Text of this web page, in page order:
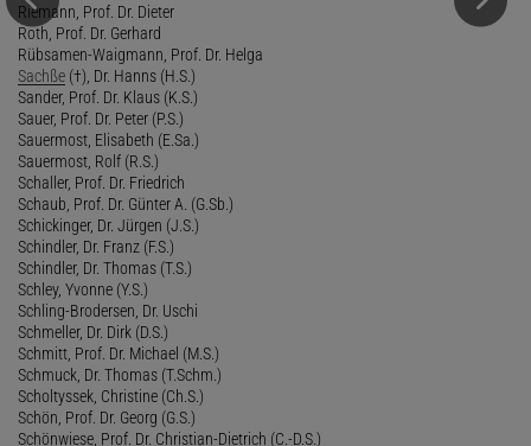
Riemann, Prof. Dr. Dieter
Roth, Prof. Dr. Gerhard
Rübsamen-Waigmann, Prof. Dr. Helga
Sachße (†), Dr. Hanns (H.S.)
Sander, Prof. Dr. Klaus (K.S.)
Sauer, Prof. Dr. Peter (P.S.)
Sauermost, Elisabeth (E.Sa.)
Sauermost, Rolf (R.S.)
Schaller, Prof. Dr. Friedrich
Schaub, Prof. Dr. Günter A. (G.Sb.)
Schickinger, Dr. Jürgen (J.S.)
Schindler, Dr. Franz (F.S.)
Schindler, Dr. Thomas (T.S.)
Schley, Yvonne (Y.S.)
Schling-Brodersen, Dr. Uschi
Schmeller, Dr. Dirk (D.S.)
Schmitt, Prof. Dr. Michael (M.S.)
Schmuck, Dr. Thomas (T.Schm.)
Scholtyssek, Christine (Ch.S.)
Schön, Prof. Dr. Georg (G.S.)
Schönwiese, Prof. Dr. Christian-Dietrich (C.-D.S.)